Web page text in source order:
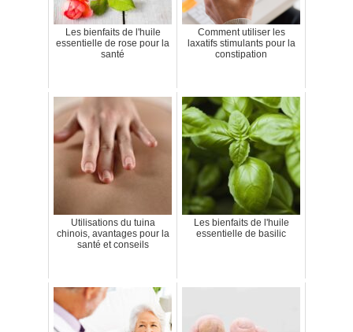
Les bienfaits de l'huile
essentielle de rose pour la
santé
Comment utiliser les
laxatifs stimulants pour la
constipation
Utilisations du tuina
chinois, avantages pour la
santé et conseils
Les bienfaits de l'huile
essentielle de basilic